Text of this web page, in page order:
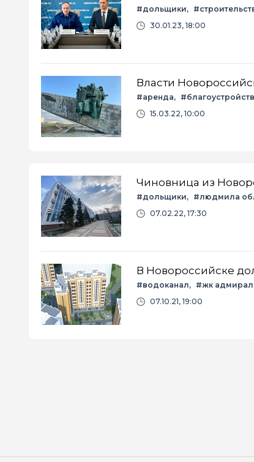
#дольщики
30.01.23, 18:00
Власти
#аренда
15.03.22, 10:00
Чиновница из
#дольщики #людмила
07.02.22, 17:30
В Новороссийске
#водоканал #жк адмирал
07.10.21, 19:00